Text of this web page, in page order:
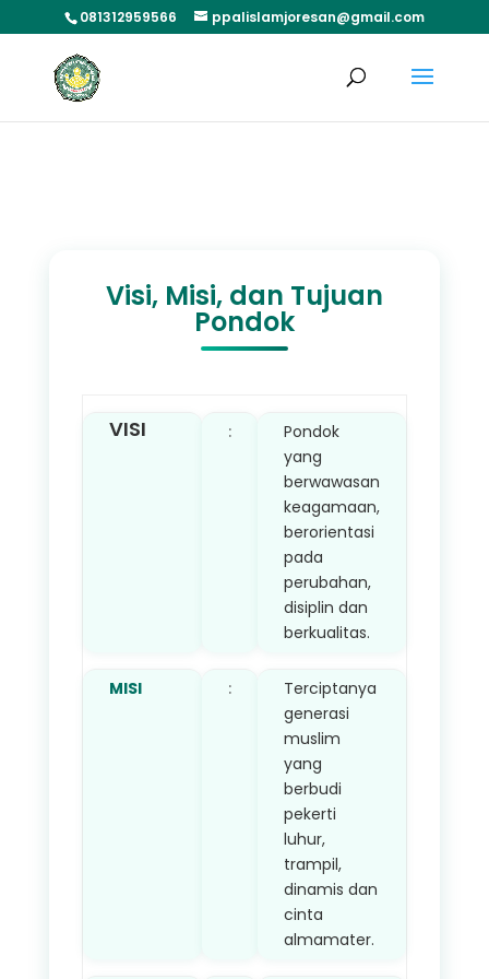
081312959566 ppalislamjoresan@gmail.com
Visi, Misi, dan Tujuan
Pondok
VISI :
Pondok
yang
berwawasan
keagamaan,
berorientasi
pada
perubahan,
disiplin dan
berkualitas.
MISI :
Terciptanya
generasi
muslim
yang
berbudi
pekerti
luhur,
trampil,
dinamis dan
cinta
almamater.